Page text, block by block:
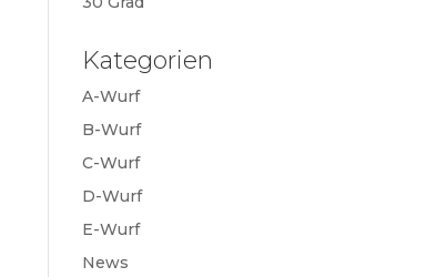
Kategorien
A-Wurf
B-Wurf
C-Wurf
D-Wurf
E-Wurf
News